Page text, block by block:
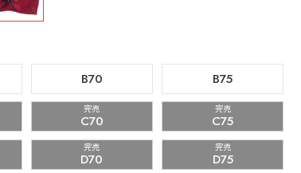
B70 B75
完売
C70
完売
C75
完売
D70
完売
D75